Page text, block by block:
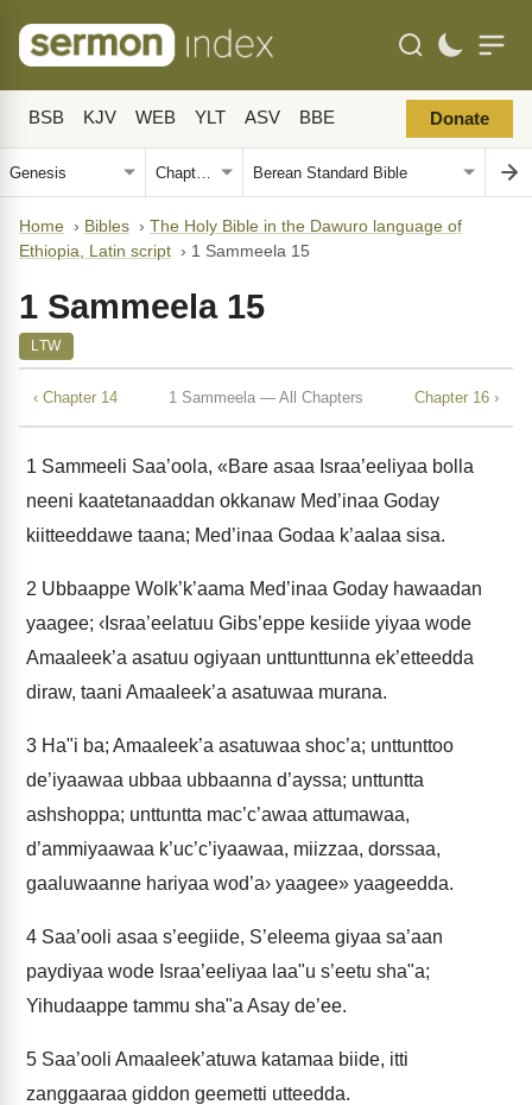
BSB KJV WEB YLT ASV BBE Donate
Home › Bibles › The Holy Bible in the Dawuro language of
Ethiopia, Latin script › 1 Sammeela 15
1 Sammeela 15
LTW
‹ Chapter 14 1 Sammeela — All Chapters Chapter 16 ›
1 Sammeeli Saa’oola, «Bare asaa Israa’eeliyaa bolla
neeni kaatetanaaddan okkanaw Med’inaa Goday
kiitteeddawe taana; Med’inaa Godaa k’aalaa sisa.
2 Ubbaappe Wolk’k’aama Med’inaa Goday hawaadan
yaagee; ‹Israa’eelatuu Gibs’eppe kesiide yiyaa wode
Amaaleek’a asatuu ogiyaan unttunttunna ek’etteedda
diraw, taani Amaaleek’a asatuwaa murana.
3 Ha"i ba; Amaaleek’a asatuwaa shoc’a; unttunttoo
de’iyaawaa ubbaa ubbaanna d’ayssa; unttuntta
ashshoppa; unttuntta mac’c’awaa attumawaa,
d’ammiyaawaa k’uc’c’iyaawaa, miizzaa, dorssaa,
gaaluwaanne hariyaa wod’a› yaagee» yaageedda.
4 Saa’ooli asaa s’eegiide, S’eleema giyaa sa’aan
paydiyaa wode Israa’eeliyaa laa"u s’eetu sha"a;
Yihudaappe tammu sha"a Asay de’ee.
5 Saa’ooli Amaaleek’atuwa katamaa biide, itti
zanggaaraa giddon geemetti utteedda.